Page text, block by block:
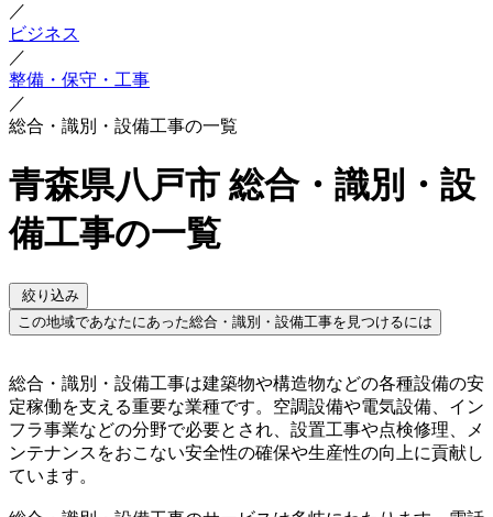
／
ビジネス
／
整備・保守・工事
／
総合・識別・設備工事の一覧
青森県八戸市 総合・識別・設
備工事の一覧
絞り込み
この地域であなたにあった総合・識別・設備工事を見つけるには
総合・識別・設備工事は建築物や構造物などの各種設備の安
定稼働を支える重要な業種です。空調設備や電気設備、イン
フラ事業などの分野で必要とされ、設置工事や点検修理、メ
ンテナンスをおこない安全性の確保や生産性の向上に貢献し
ています。